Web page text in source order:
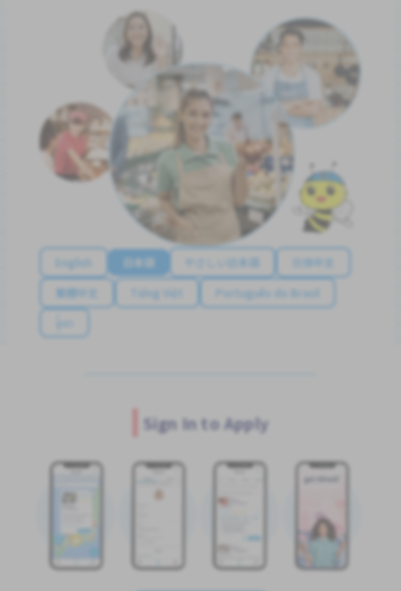
English 日本語 やさしい日本語
简体中文
繁體中文
Tiếng Việt
Português do Brasil
န်မာ
Sign In to Apply